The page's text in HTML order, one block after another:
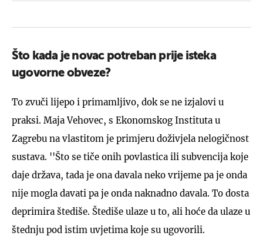
Što kada je novac potreban prije isteka
ugovorne obveze?
To zvuči lijepo i primamljivo, dok se ne izjalovi u
praksi. Maja Vehovec, s Ekonomskog Instituta u
Zagrebu na vlastitom je primjeru doživjela nelogičnost
sustava. ''Što se tiče onih povlastica ili subvencija koje
daje država, tada je ona davala neko vrijeme pa je onda
nije mogla davati pa je onda naknadno davala. To dosta
deprimira štediše. Štediše ulaze u to, ali hoće da ulaze u
štednju pod istim uvjetima koje su ugovorili.